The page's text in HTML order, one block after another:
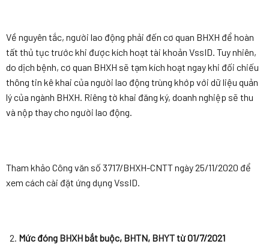
Về nguyên tắc, người lao động phải đến cơ quan BHXH để hoàn
tất thủ tục trước khi được kích hoạt tài khoản VssID. Tuy nhiên,
do dịch bệnh, cơ quan BHXH sẽ tạm kích hoạt ngay khi đối chiếu
thông tin kê khai của người lao động trùng khớp với dữ liệu quản
lý của ngành BHXH. Riêng tờ khai đăng ký, doanh nghiệp sẽ thu
và nộp thay cho người lao động.
Tham khảo Công văn số 3717/BHXH-CNTT ngày 25/11/2020 để
xem cách cài đặt ứng dụng VssID.
Mức đóng BHXH bắt buộc, BHTN, BHYT từ 01/7/2021